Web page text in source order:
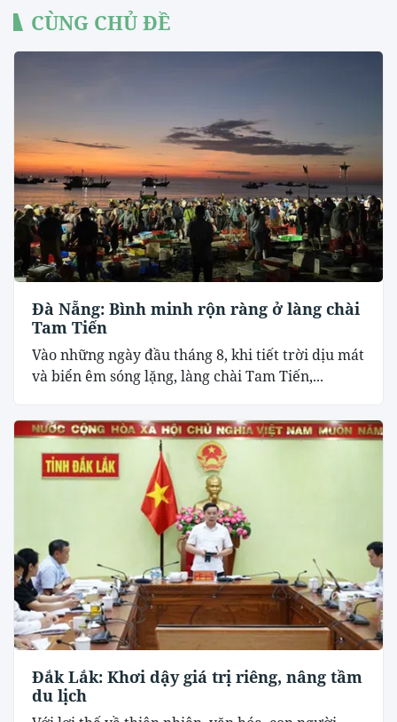
CÙNG CHỦ ĐỀ
Đà Nẵng: Bình minh rộn ràng ở làng chài
Tam Tiến
Vào những ngày đầu tháng 8, khi tiết trời dịu mát
và biển êm sóng lặng, làng chài Tam Tiến,...
Đắk Lắk: Khơi dậy giá trị riêng, nâng tầm
du lịch